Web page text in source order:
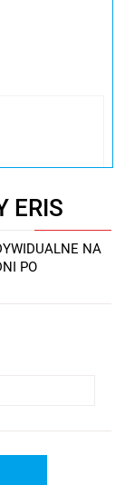
ERIS
NA
PO